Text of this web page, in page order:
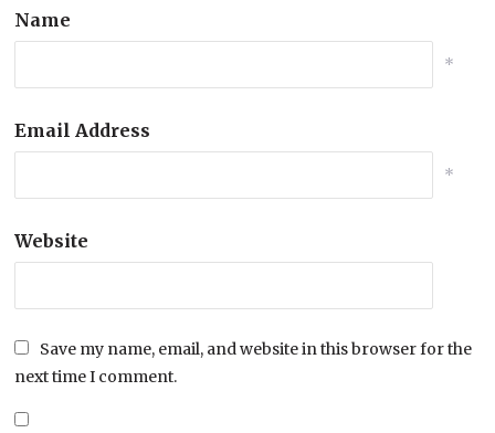
Name
*
Email Address
*
Website
Save my name, email, and website in this browser for the
next time I comment.